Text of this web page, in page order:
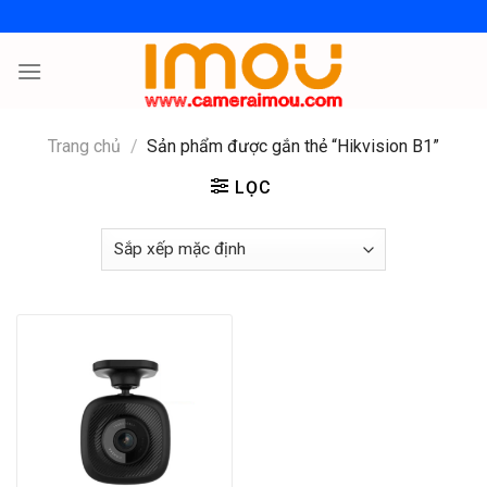
to
content
Trang chủ / Sản phẩm được gắn thẻ “Hikvision B1”
LỌC